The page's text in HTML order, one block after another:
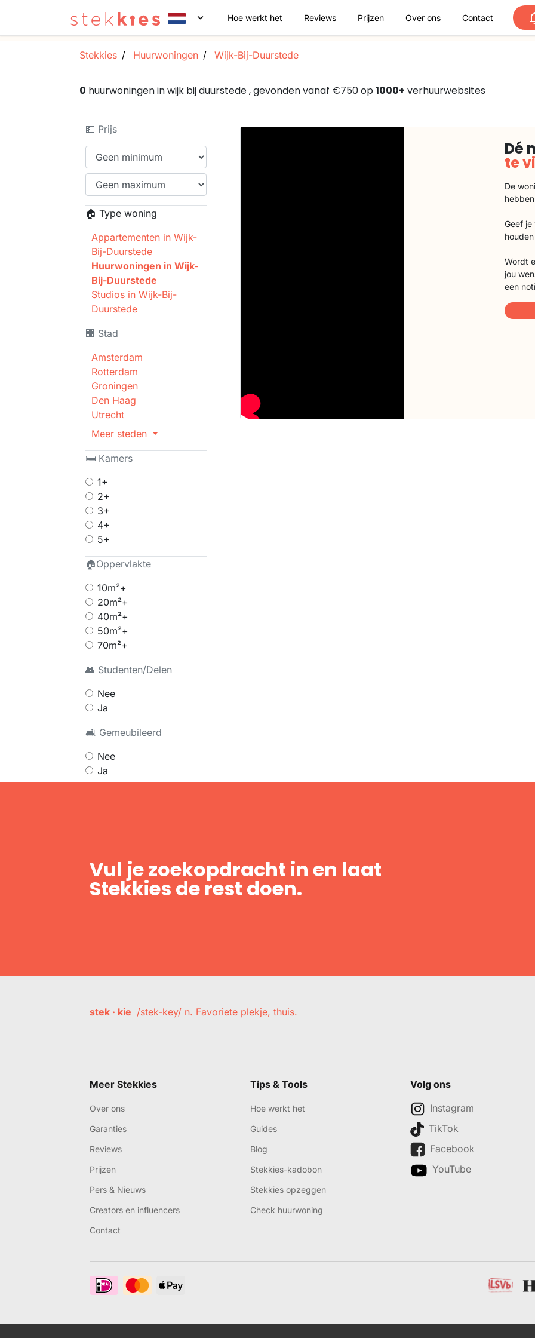
Hoe werkt het Reviews Prijzen Over ons Contact
Stekkies Huurwoningen Wijk-Bij-Duurstede
0 huurwoningen in wijk bij duurstede , gevonden vanaf €750 op1000+ verhuurwebsites
💵 Prijs
🏠 Type woning
Appartementen in Wijk-
Bij-Duurstede
Huurwoningen in Wijk-
Bij-Duurstede
Studios in Wijk-Bij-
Duurstede
🏢 Stad
Amsterdam
Rotterdam
Groningen
Den Haag
Utrecht
Meer steden
🛏 Kamers
1+
2+
3+
4+
5+
🏠Oppervlakte
10m²+
20m²+
40m²+
50m²+
70m²+
👥 Studenten/Delen
Nee
Ja
🛋 Gemeubileerd
Nee
Ja
Dé
te
De
Geef
Wordt
jou
een
Vul je zoekopdracht in en laat
Stekkies de rest doen.
stek · kie /stek-key/ n. Favoriete plekje, thuis.
Meer Stekkies
Over ons
Garanties
Reviews
Prijzen
Pers & Nieuws
Creators en influencers
Contact
Tips & Tools
Hoe werkt het
Guides
Blog
Stekkies-kadobon
Stekkies opzeggen
Check huurwoning
Volg ons
Instagram
TikTok
Facebook
YouTube